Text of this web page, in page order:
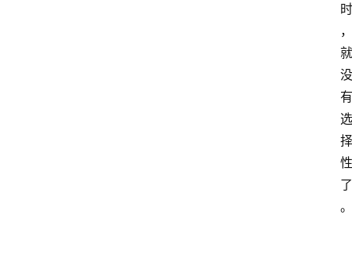
时
，
就
没
有
选
择
性
了
。